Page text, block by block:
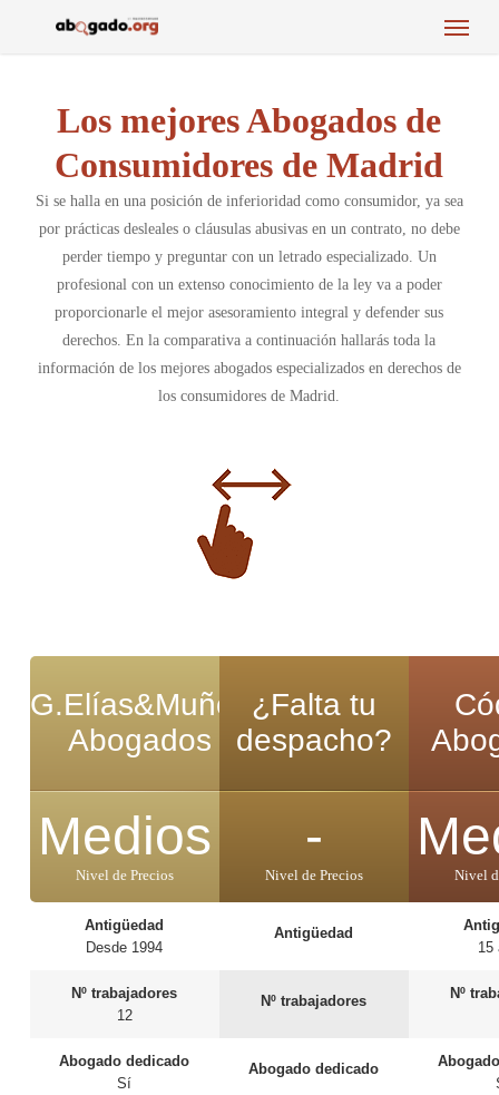
Menu
Los mejores Abogados de
Consumidores de Madrid
Si se halla en una posición de inferioridad como consumidor, ya sea
por prácticas desleales o cláusulas abusivas en un contrato, no debe
perder tiempo y preguntar con un letrado especializado. Un
profesional con un extenso conocimiento de la ley va a poder
proporcionarle el mejor asesoramiento integral y defender sus
derechos. En la comparativa a continuación hallarás toda la
información de los mejores abogados especializados en derechos de
los consumidores de Madrid.
G.Elías&Muñoz
Abogados
Medios
Nivel de Precios
Antigüedad
Desde 1994
Nº trabajadores
12
Abogado dedicado
Sí
¿Falta tu
despacho?
-
Nivel de Precios
Antigüedad
Nº trabajadores
Abogado dedicado
Nivel
15
Nº